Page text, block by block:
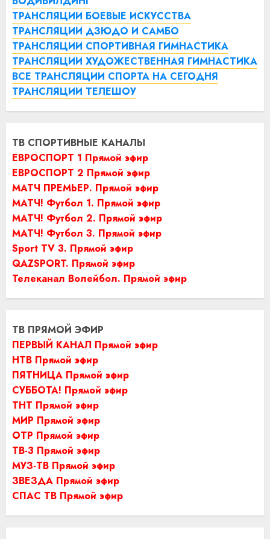
ТРАНСЛЯЦИИ БОЕВЫЕ ИСКУССТВА
ТРАНСЛЯЦИИ ДЗЮДО И САМБО
ТРАНСЛЯЦИИ СПОРТИВНАЯ ГИМНАСТИКА
ТРАНСЛЯЦИИ ХУДОЖЕСТВЕННАЯ ГИМНАСТИКА
ВСЕ ТРАНСЛЯЦИИ СПОРТА НА СЕГОДНЯ
ТРАНСЛЯЦИИ ТЕЛЕШОУ
ТВ СПОРТИВНЫЕ КАНАЛЫ
ЕВРОСПОРТ 1 Прямой эфир
ЕВРОСПОРТ 2 Прямой эфир
МАТЧ ПРЕМЬЕР. Прямой эфир
МАТЧ! Футбол 1. Прямой эфир
МАТЧ! Футбол 2. Прямой эфир
МАТЧ! Футбол 3. Прямой эфир
Sport TV 3. Прямой эфир
QAZSPORT. Прямой эфир
Телеканал Волейбол. Прямой эфир
ТВ ПРЯМОЙ ЭФИР
ПЕРВЫЙ КАНАЛ Прямой эфир
НТВ Прямой эфир
ПЯТНИЦА Прямой эфир
СУББОТА! Прямой эфир
ТНТ Прямой эфир
МИР Прямой эфир
ОТР Прямой эфир
ТВ-3 Прямой эфир
МУЗ-ТВ Прямой эфир
ЗВЕЗДА Прямой эфир
СПАС ТВ Прямой эфир